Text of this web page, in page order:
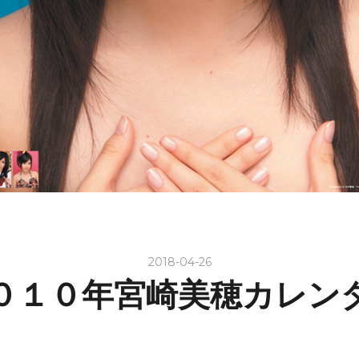
2018-04-26
１０年宮崎美穂カレン